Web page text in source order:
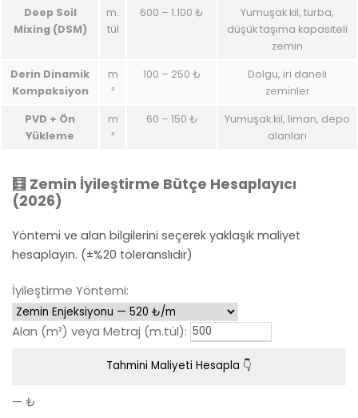
Deep Soil
Mixing (DSM)
m.
tül
600 – 1.100 ₺
Yumuşak kil, turba,
düşük taşıma kapasiteli
zemin
Derin Dinamik
Kompaksiyon
m
²
100 – 250 ₺
Dolgu, iri daneli
zeminler
PVD + Ön
Yükleme
m
²
60 – 150 ₺
Yumuşak kil, liman, depo
alanları
🧮 Zemin İyileştirme Bütçe Hesaplayıcı
(2026)
Yöntemi ve alan bilgilerini seçerek yaklaşık maliyet
hesaplayın. (±%20 toleranslıdır)
İyileştirme Yöntemi:
Alan (m²) veya Metraj (m.tül):
Tahmini Maliyeti Hesapla 👇
— ₺